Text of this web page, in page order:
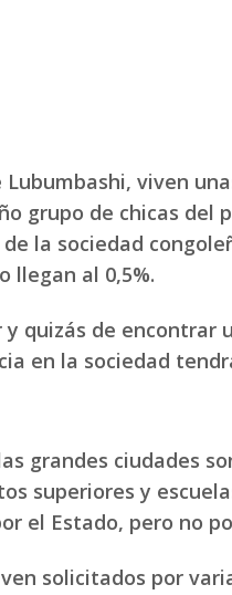
Lubumbashi, viven
grupo de chicas del
la sociedad
llegan al 0,5%.
quizás de encontrar
en la sociedad
grandes ciudades
superiores y
el Estado, pero no
solicitados por